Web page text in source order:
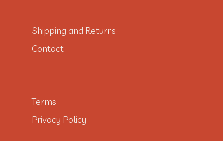
Shipping and Returns
Contact
Terms
Privacy Policy